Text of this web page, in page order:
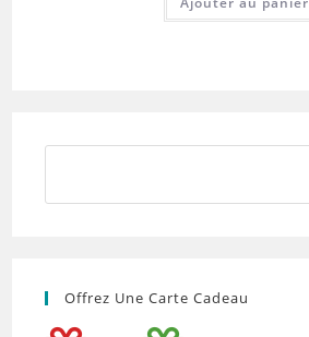
Offrez Une Carte Cadeau